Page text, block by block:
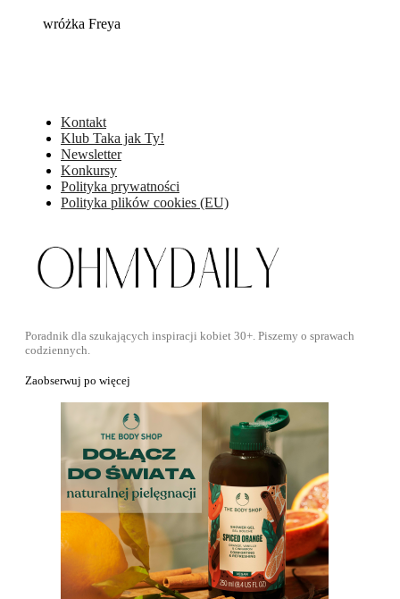
wróżka Freya
Kontakt
Klub Taka jak Ty!
Newsletter
Konkursy
Polityka prywatności
Polityka plików cookies (EU)
Poradnik dla szukających inspiracji kobiet 30+. Piszemy o sprawach
codziennych.
Zaobserwuj po więcej